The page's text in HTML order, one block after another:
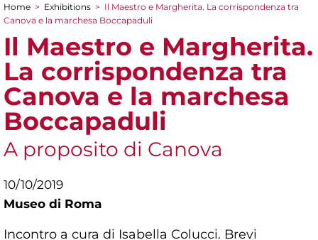
You are here
Home > Exhibitions > Il Maestro e Margherita. La corrispondenza tra
Canova e la marchesa Boccapaduli
Il Maestro e Margherita.
La corrispondenza tra
Canova e la marchesa
Boccapaduli
A proposito di Canova
10/10/2019
Museo di Roma
Incontro a cura di Isabella Colucci. Brevi